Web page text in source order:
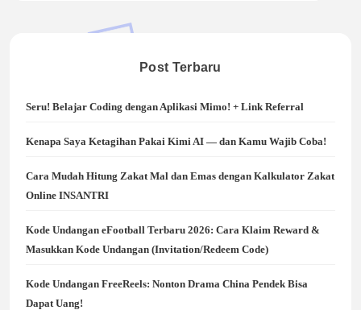
Post Terbaru
Seru! Belajar Coding dengan Aplikasi Mimo! + Link Referral
Kenapa Saya Ketagihan Pakai Kimi AI — dan Kamu Wajib Coba!
Cara Mudah Hitung Zakat Mal dan Emas dengan Kalkulator Zakat
Online INSANTRI
Kode Undangan eFootball Terbaru 2026: Cara Klaim Reward &
Masukkan Kode Undangan (Invitation/Redeem Code)
Kode Undangan FreeReels: Nonton Drama China Pendek Bisa
Dapat Uang!